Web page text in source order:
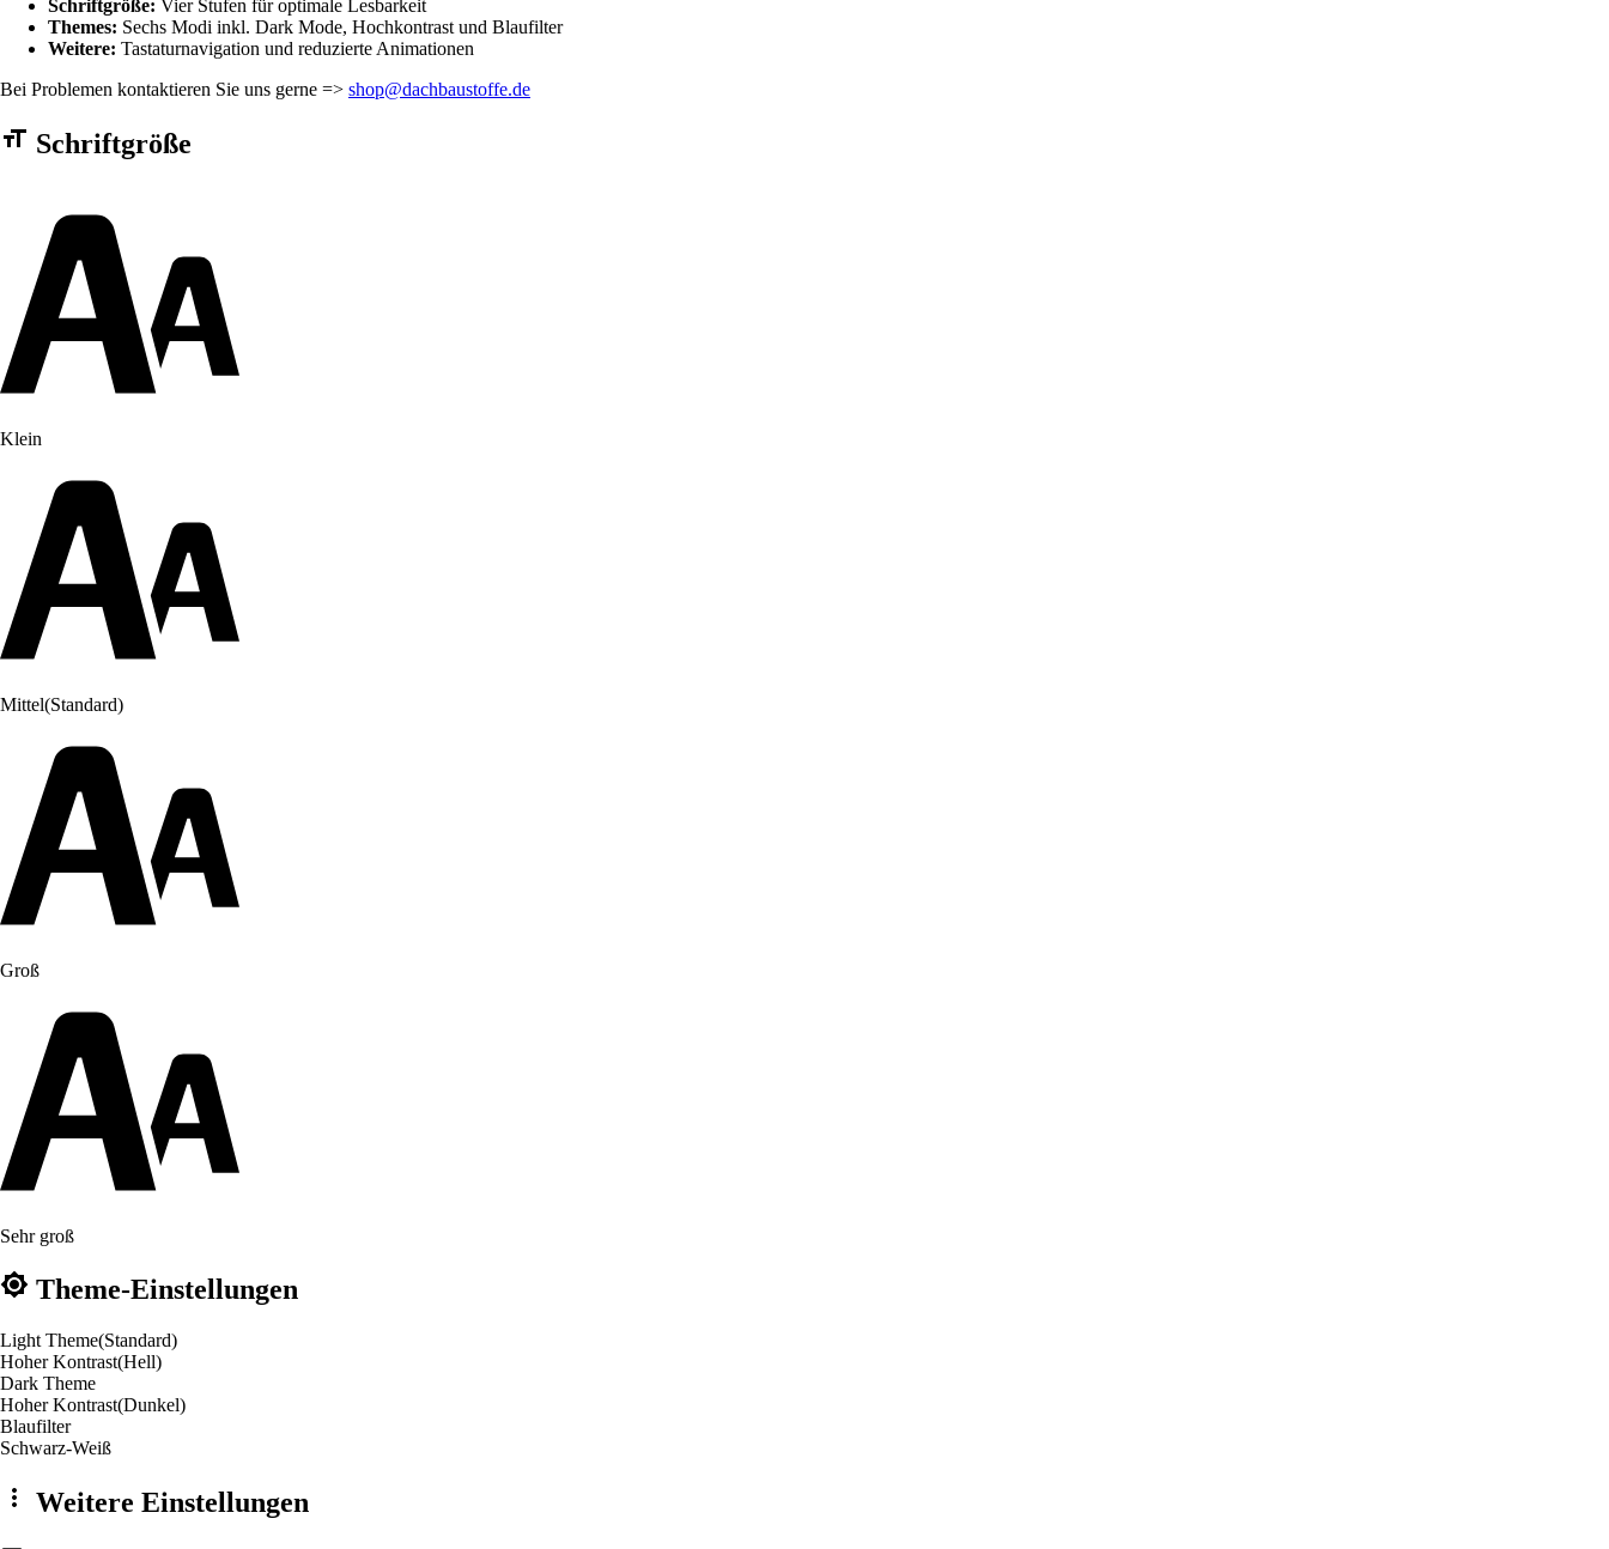
Schriftgröße: Vier Stufen für optimale Lesbarkeit
Themes: Sechs Modi inkl. Dark Mode, Hochkontrast und Blaufilter
Weitere: Tastaturnavigation und reduzierte Animationen
Bei Problemen kontaktieren Sie uns gerne => shop@dachbaustoffe.de
Barrierefreiheit Einstellungen Formular
Schriftgröße
Klein
Mittel(Standard)
Groß
Sehr groß
Theme-Einstellungen
Light Theme(Standard)
Hoher Kontrast(Hell)
Dark Theme
Hoher Kontrast(Dunkel)
Blaufilter
Schwarz-Weiß
Weitere Einstellungen